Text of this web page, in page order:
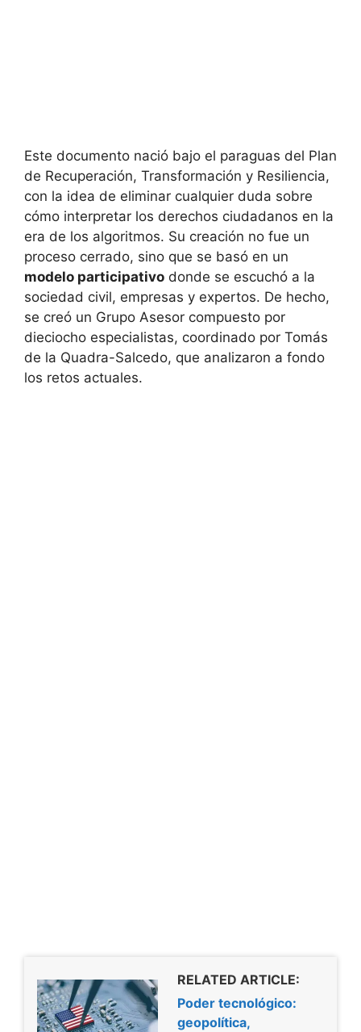
Este documento nació bajo el paraguas del Plan
de Recuperación, Transformación y Resiliencia,
con la idea de eliminar cualquier duda sobre
cómo interpretar los derechos ciudadanos en la
era de los algoritmos. Su creación no fue un
proceso cerrado, sino que se basó en un
modelo participativo donde se escuchó a la
sociedad civil, empresas y expertos. De hecho,
se creó un Grupo Asesor compuesto por
dieciocho especialistas, coordinado por Tomás
de la Quadra-Salcedo, que analizaron a fondo
los retos actuales.
RELATED ARTICLE:
Poder tecnológico:
geopolítica,